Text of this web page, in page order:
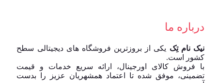
درباره ما
نیک نام تِک یکی از بروزترین فروشگاه های دیجیتالی سطح
کشور است.
با فروش کالای اورجینال، ارائه سریع خدمات و قیمت
تضمینی، موفق شده تا اعتماد همشهریان عزیز را بدست